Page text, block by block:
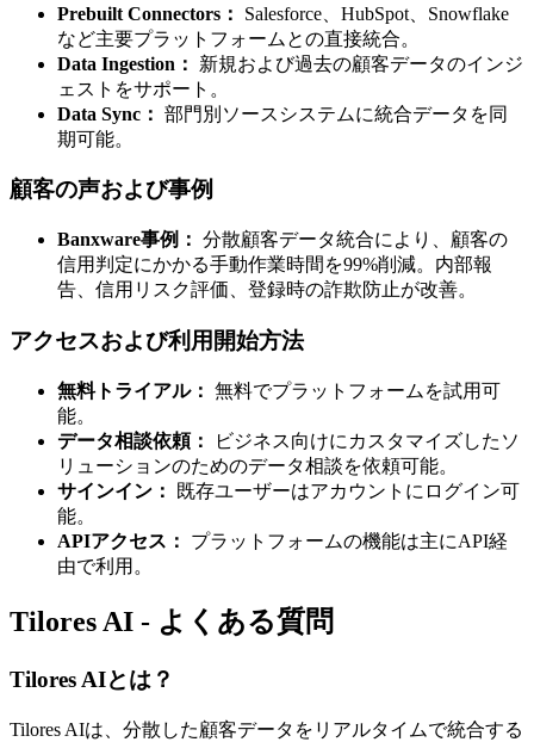
Prebuilt Connectors：
Salesforce、HubSpot、Snowflake
など主要プラットフォームとの直接統合。
Data Ingestion：
新規および過去の顧客データのインジ
ェストをサポート。
Data Sync： 部門別ソースシステムに統合データを同
期可能。
顧客の声および事例
Banxware事例： 分散顧客データ統合により、顧客の
信用判定にかかる手動作業時間を99%削減。内部報
告、信用リスク評価、登録時の詐欺防止が改善。
アクセスおよび利用開始方法
無料トライアル： 無料でプラットフォームを試用可
能。
データ相談依頼：
ビジネス向けにカスタマイズしたソ
リューションのためのデータ相談を依頼可能。
サインイン：
既存ユーザーはアカウントにログイン可
能。
APIアクセス：
プラットフォームの機能は主にAPI経
由で利用。
Tilores AI - よくある質問
Tilores AIとは？
Tilores AIは、分散した顧客データをリアルタイムで統合する